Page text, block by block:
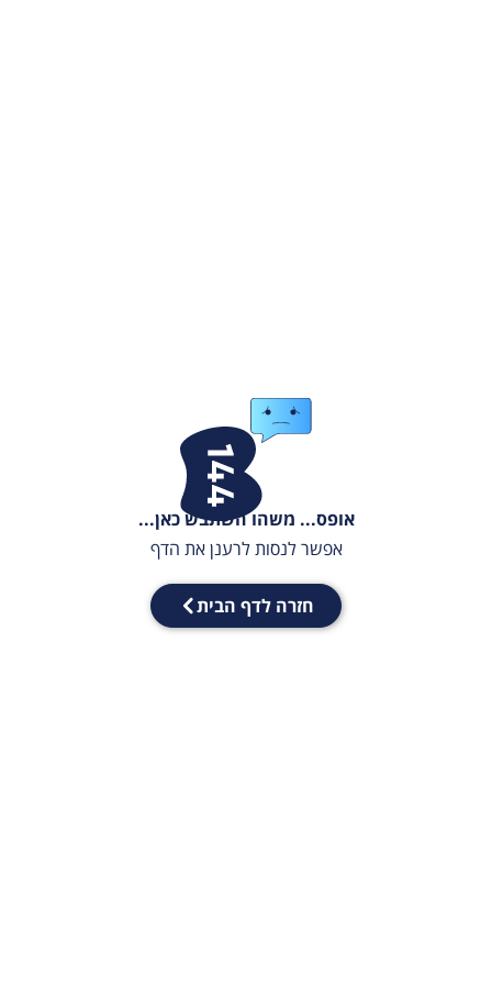
אופס... משהו השתבש כאן...
אפשר לנסות לרענן את הדף
חזרה לדף הבית